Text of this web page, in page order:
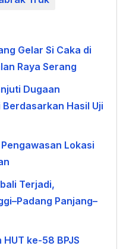
Gelar Si Caka di
Raya Serang
Dugaan
Hasil Uji
Lokasi
Terjadi,
Panjang–
ke-58 BPJS